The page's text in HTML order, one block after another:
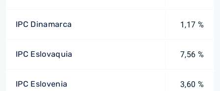
IPC Dinamarca 1,17 %
IPC Eslovaquia 7,56 %
IPC Eslovenia 3,60 %